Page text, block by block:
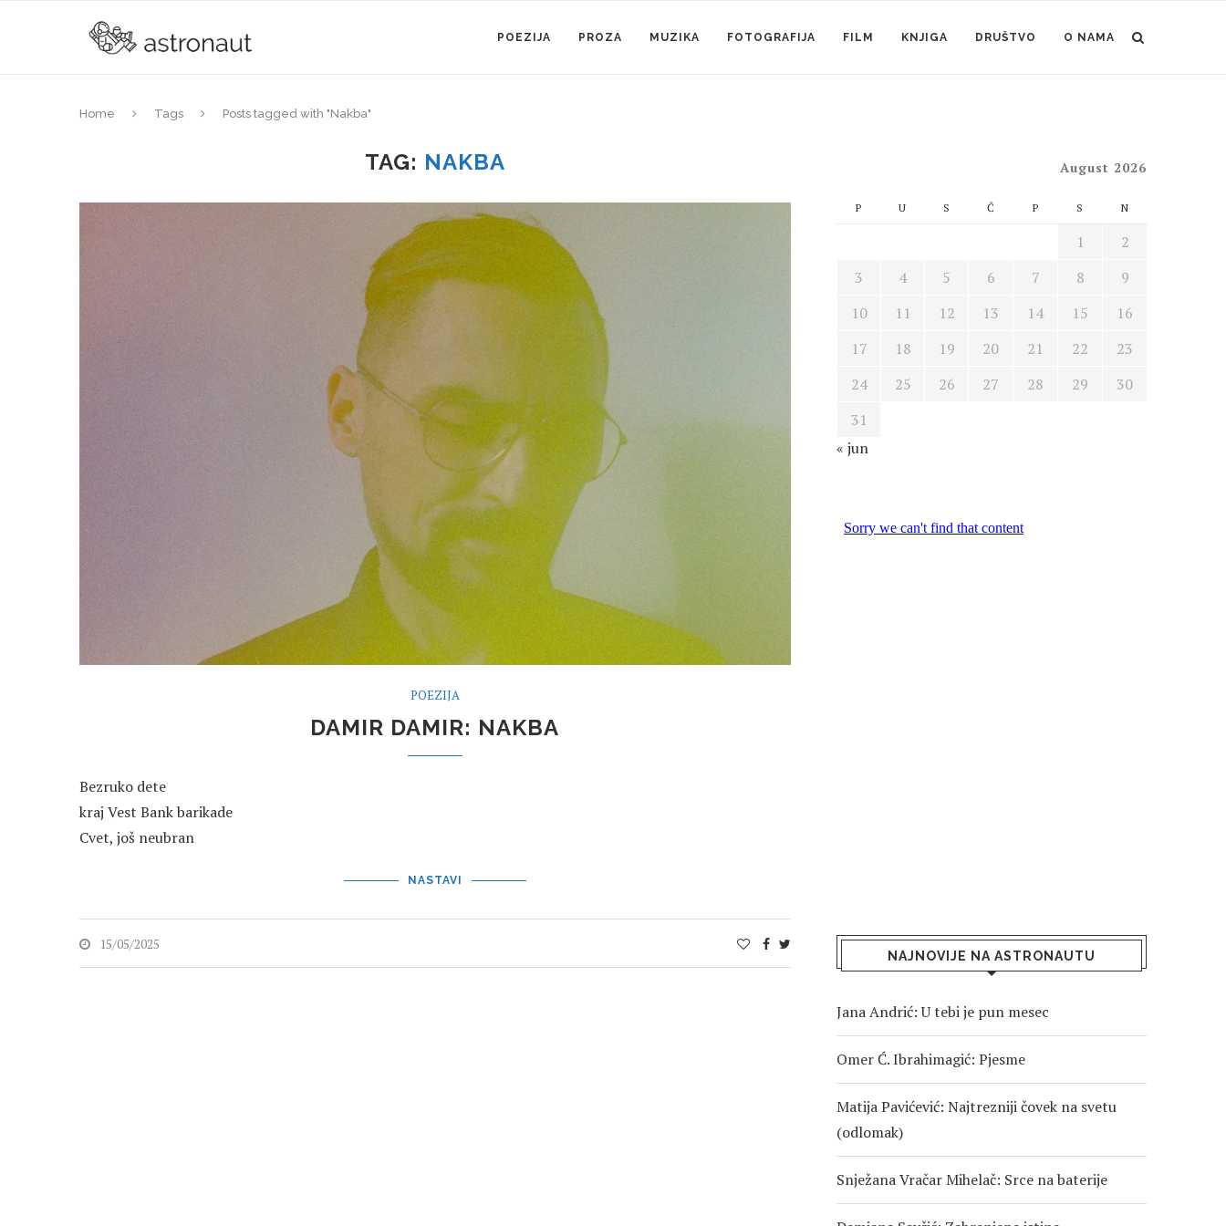
POEZIJA PROZA MUZIKA FOTOGRAFIJA FILM KNJIGA DRUŠTVO O NAMA
Home Tags Posts tagged with "Nakba"
TAG: NAKBA
POEZIJA
DAMIR DAMIR: NAKBA
Bezruko dete
kraj Vest Bank barikade
Cvet, još neubran
NASTAVI
15/05/2025
August 2026
P U S Č P S N
1
2
3
4 5 6 7 8
9
10
11 12 13 14 15
16
17
18 19 20 21 22
23
24
25 26 27 28 29
30
31
« jun
NAJNOVIJE NA ASTRONAUTU
Jana Andrić: U tebi je pun mesec
Omer Ć. Ibrahimagić: Pjesme
Matija Pavićević: Najtrezniji čovek na svetu
(odlomak)
Snježana Vračar Mihelač: Srce na baterije